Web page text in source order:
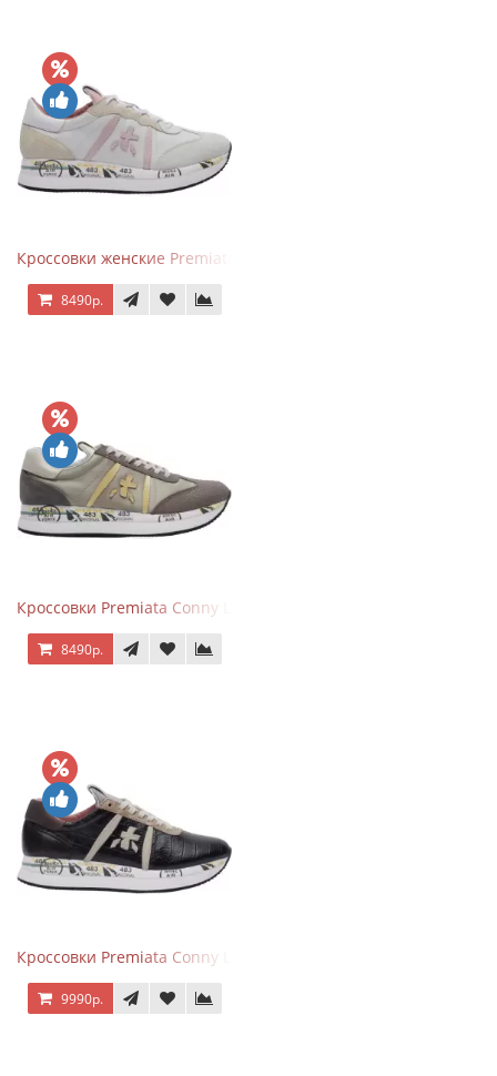
Кроссовки женские Premiata Conny бежево-серые с розовым
8490р.
Кроссовки Premiata Conny Leather Beige
8490р.
Кроссовки Premiata Conny Leather Black Brown
9990р.